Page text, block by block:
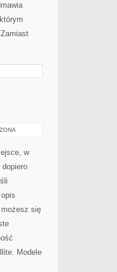
w
się
Modele